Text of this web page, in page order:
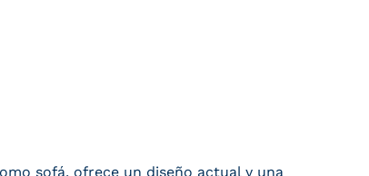
sofá, ofrece un diseño actual y una